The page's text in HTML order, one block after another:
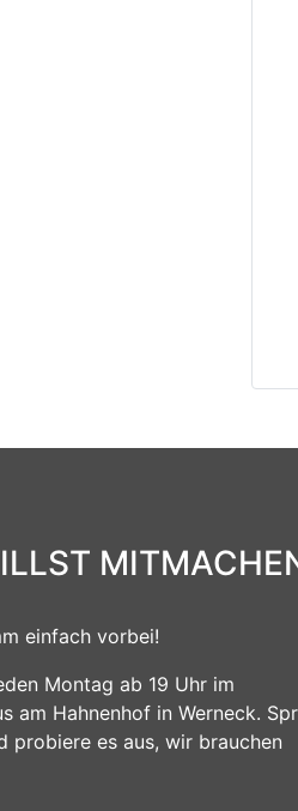
einfach vorbei!
Montag ab 19 Uhr im
am Hahnenhof in Werneck.
probiere es aus, wir brauchen